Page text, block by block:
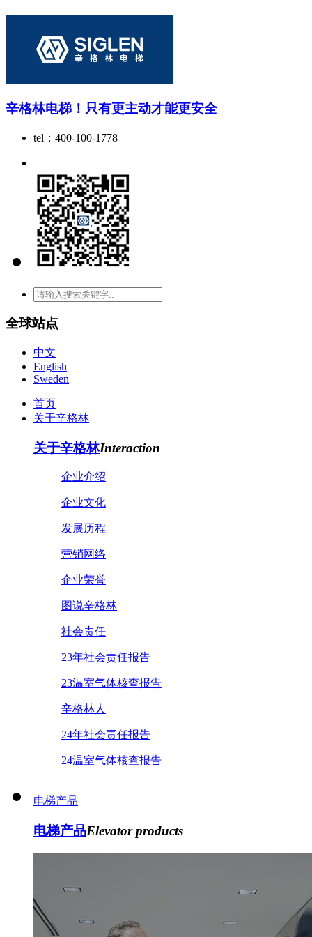
辛格林电梯！只有更主动才能更安全
tel：400-100-1778
全球站点
中文
English
Sweden
首页
关于辛格林
关于辛格林Interaction
企业介绍
企业文化
发展历程
营销网络
企业荣誉
图说辛格林
社会责任
23年社会责任报告
23温室气体核查报告
辛格林人
24年社会责任报告
24温室气体核查报告
电梯产品
电梯产品Elevator products